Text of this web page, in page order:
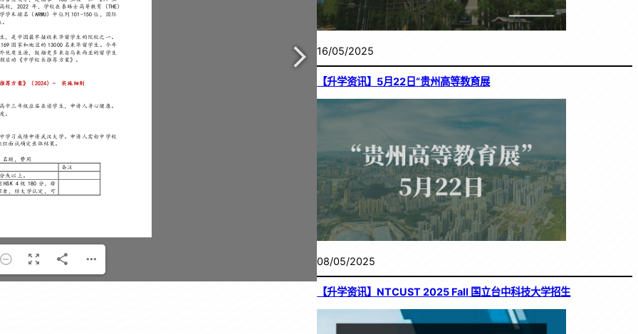
16/05/2025
【升学资讯】5月22日“贵州高等教育展
08/05/2025
【升学资讯】NTCUST 2025 Fall 国立台中科技大学招生